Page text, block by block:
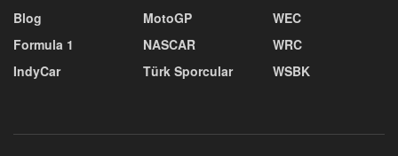
Blog
Formula 1
IndyCar
MotoGP
NASCAR
Türk Sporcular
WEC
WRC
WSBK